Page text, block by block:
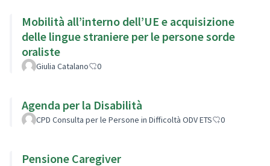
Mobilità all’interno dell’UE e acquisizione
delle lingue straniere per le persone sorde
oraliste
Giulia Catalano 0
Agenda per la Disabilità
CPD Consulta per le Persone in Difficoltà ODV ETS 0
Pensione Caregiver